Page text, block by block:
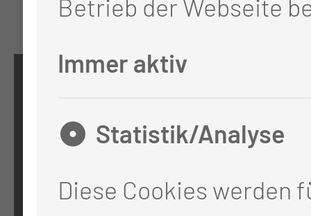
KONTAKT
0355 46 -0
info@mul-ct.de
Betrieb der Webseite
Immer aktiv
Statistik/Analyse
Diese Cookies werden